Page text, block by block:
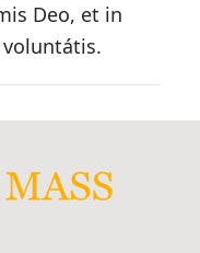
Deo, et in